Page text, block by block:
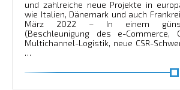
und zahlreiche neue Projekte in
wie Italien, Dänemark und auch
März 2022 – In einem
(Beschleunigung des e-Commerce,
Multichannel-Logistik, neue CSR-
…